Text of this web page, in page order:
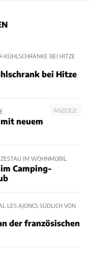
KÜHLSCHRÄNKE BEI HITZE
bei Hitze
ANZEIGE
neuem
IM WOHNMOBIL
Camping-
LES AJONCS SÜDLICH VON
der französischen